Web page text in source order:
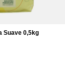
Suave 0,5kg